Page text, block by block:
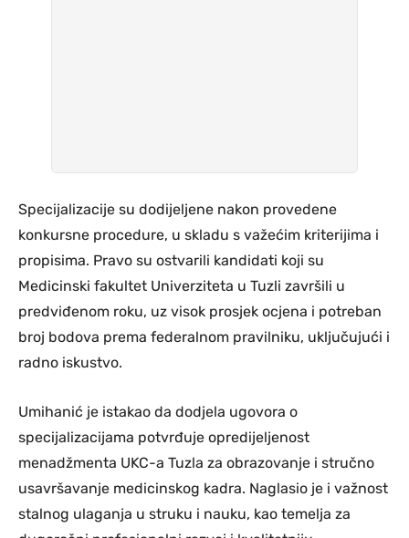
Specijalizacije su dodijeljene nakon provedene
konkursne procedure, u skladu s važećim kriterijima i
propisima. Pravo su ostvarili kandidati koji su
Medicinski fakultet Univerziteta u Tuzli završili u
predviđenom roku, uz visok prosjek ocjena i potreban
broj bodova prema federalnom pravilniku, uključujući i
radno iskustvo.
Umihanić je istakao da dodjela ugovora o
specijalizacijama potvrđuje opredijeljenost
menadžmenta UKC-a Tuzla za obrazovanje i stručno
usavršavanje medicinskog kadra. Naglasio je i važnost
stalnog ulaganja u struku i nauku, kao temelja za